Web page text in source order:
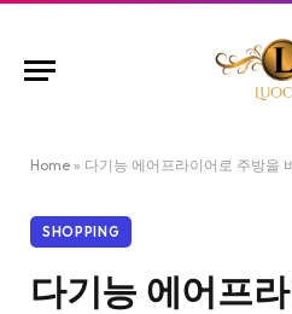
Home » 다기능 에어프라이어로 주방을
SHOPPING
다기능 에어프